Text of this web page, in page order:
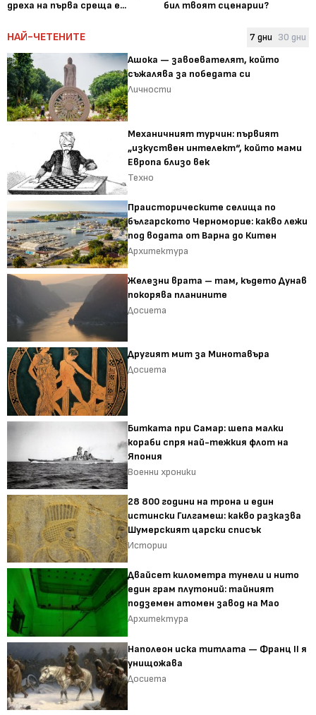
дреха на първа среща е...
бил твоят сценарии?
НАЙ-ЧЕТЕНИТЕ 7 дни 30 дни
Ашока — завоевателят, който
съжалява за победата си
Личности
Механичният турчин: първият
„изкуствен интелект“, който мами
Европа близо век
Техно
Праисторическите селища по
българското Черноморие: какво лежи
под водата от Варна до Китен
Архитектура
Железни врата – там, където Дунав
покорява планините
Досиета
Другият мит за Минотавъра
Досиета
Битката при Самар: шепа малки
кораби спря най-тежкия флот на
Япония
Военни хроники
28 800 години на трона и един
истински Гилгамеш: какво разказва
Шумерският царски списък
Истории
Двайсет километра тунели и нито
един грам плутоний: тайният
подземен атомен завод на Мао
Архитектура
Наполеон иска титлата — Франц II я
унищожава
Досиета